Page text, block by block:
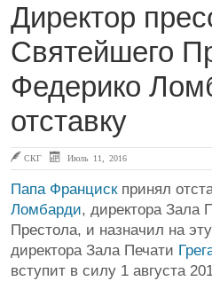
Директор
Святейшего
Федерико
отставку
СКГ Июль 11, 2016
Папа Францискпринял
Ломбарди, директора Зала
Престола, и назначил на
директора Зала Печати
вступит в силу 1 августа